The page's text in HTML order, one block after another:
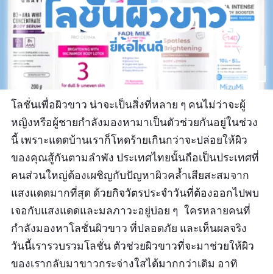
โลชั่นเพื่อผิวขาว น่าจะเป็นสิ่งที่หลาย ๆ คนไม่ว่าจะผู้
หญิงหรือผู้ชายกำลังมองหามาเป็นตัวช่วยกันอยู่ในช่วง
นี้ เพราะแดดบ้านเราก็โหดร้ายเกินกว่าจะปล่อยให้ผิว
ของคุณสู้กันตามลำพัง ประเทศไทยนั้นถือเป็นประเทศที่
คนส่วนใหญ่ต้องเผชิญกับปัญหาผิวคล้ำเสียสะสมจาก
แสงแดดมากที่สุด ด้วยกิจวัตรประจำวันที่ต้องออกไปพบ
เจอกับแสงแดดและมลภาวะอยู่บ่อย ๆ ใครหลายคนที่
กำลังมองหาโลชั่นผิวขาว ที่ปลอดภัย และเห็นผลจริง
วันนี้เรารวบรวมโลชั่น ตัวช่วยผิวขาวที่จะมาช่วยให้ผิว
ของเรากลับมาขาวกระจ่างใสได้มากกว่าเดิม อาทิ